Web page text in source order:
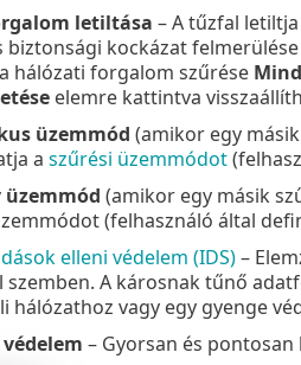
letiltása – A tűzfal
biztonsági kockázat
hálózati forgalom szűrése
elemre kattintva
üzemmód (amikor egy
a szűrési üzemmódot
(amikor egy másik
(felhasználó által
elleni védelem (IDS)–
A károsnak tűnő
hálózathoz vagy egy gyenge
– Gyorsan és